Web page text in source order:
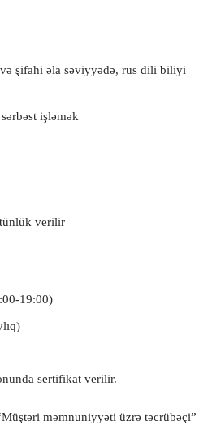
şifahi əla səviyyədə, rus dili biliyi
işləmək
verilir
19:00)
sertifikat verilir.
məmnuniyyəti üzrə təcrübəçi”